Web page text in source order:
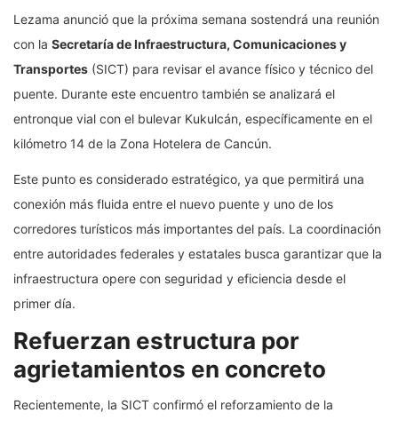
Lezama anunció que la próxima semana sostendrá una reunión
con la Secretaría de Infraestructura, Comunicaciones y
Transportes (SICT) para revisar el avance físico y técnico del
puente. Durante este encuentro también se analizará el
entronque vial con el bulevar Kukulcán, específicamente en el
kilómetro 14 de la Zona Hotelera de Cancún.
Este punto es considerado estratégico, ya que permitirá una
conexión más fluida entre el nuevo puente y uno de los
corredores turísticos más importantes del país. La coordinación
entre autoridades federales y estatales busca garantizar que la
infraestructura opere con seguridad y eficiencia desde el
primer día.
Refuerzan estructura por
agrietamientos en concreto
Recientemente, la SICT confirmó el reforzamiento de la